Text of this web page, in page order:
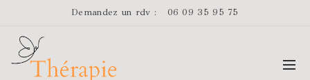
Demandez un rdv : 06 09 35 95 75